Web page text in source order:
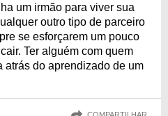
um irmão para viver sua
outro tipo de parceiro
se esforçarem um pouco
Ter alguém com quem
atrás do aprendizado de um